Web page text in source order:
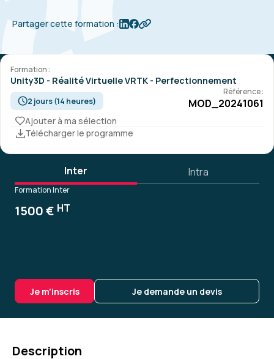
Partager cette formation :
Formation :
Unity3D - Réalité Virtuelle VRTK - Perfectionnement
2 jours (14 heures)
Référence :
MOD_20241061
Ajouter à ma sélection
Télécharger le programme
Inter Intra
Formation Inter
1500 € HT
Je m'inscris Je demande un devis
Description